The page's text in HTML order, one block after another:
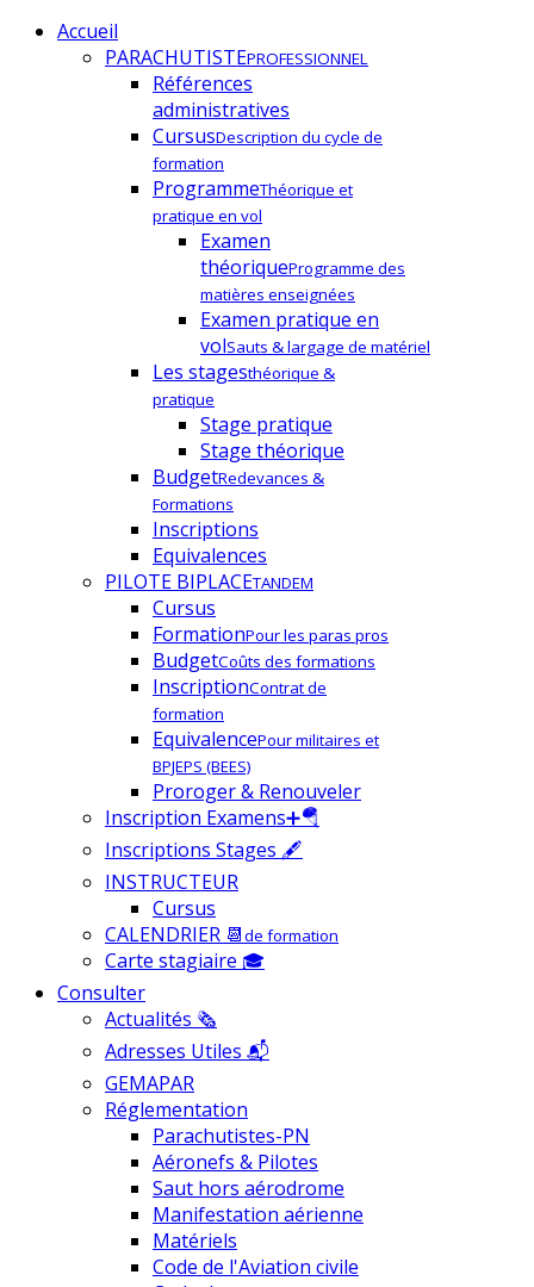
Accueil
PARACHUTISTEPROFESSIONNEL
Références
administratives
CursusDescription du cycle de
formation
ProgrammeThéorique et
pratique en vol
Examen
théoriqueProgramme des
matières enseignées
Examen pratique en
volSauts & largage de matériel
Les stagesthéorique &
pratique
Stage pratique
Stage théorique
BudgetRedevances &
Formations
Inscriptions
Equivalences
PILOTE BIPLACETANDEM
Cursus
FormationPour les paras pros
BudgetCoûts des formations
InscriptionContrat de
formation
EquivalencePour militaires et
BPJEPS (BEES)
Proroger & Renouveler
Inscription Examens➕🪂
Inscriptions Stages 🖋
INSTRUCTEUR
Cursus
CALENDRIER 📆de formation
Carte stagiaire 🎓
Consulter
Actualités 🗞
Adresses Utiles 📬
GEMAPAR
Réglementation
Parachutistes-PN
Aéronefs & Pilotes
Saut hors aérodrome
Manifestation aérienne
Matériels
Code de l'Aviation civile